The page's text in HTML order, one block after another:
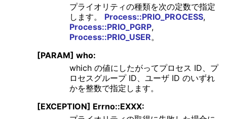
プライオリティの種類を次の定数で指定
します。 Process::PRIO_PROCESS,
Process::PRIO_PGRP,
Process::PRIO_USER。
[PARAM] who:
which の値にしたがってプロセス ID、プ
ロセスグループ ID、ユーザ ID のいずれ
かを整数で指定します。
[EXCEPTION] Errno::EXXX: